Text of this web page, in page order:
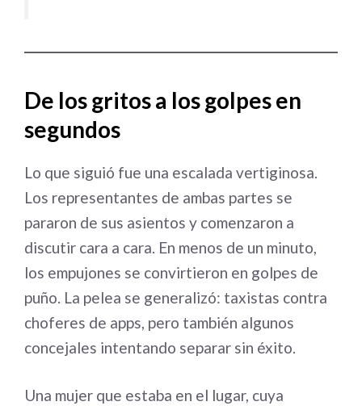
De los gritos a los golpes en
segundos
Lo que siguió fue una escalada vertiginosa.
Los representantes de ambas partes se
pararon de sus asientos y comenzaron a
discutir cara a cara. En menos de un minuto,
los empujones se convirtieron en golpes de
puño. La pelea se generalizó: taxistas contra
choferes de apps, pero también algunos
concejales intentando separar sin éxito.
Una mujer que estaba en el lugar, cuya